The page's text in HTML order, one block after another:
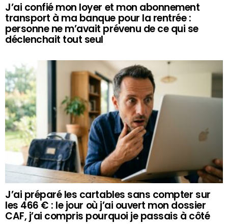
J’ai confié mon loyer et mon abonnement
transport à ma banque pour la rentrée :
personne ne m’avait prévenu de ce qui se
déclenchait tout seul
J’ai préparé les cartables sans compter sur
les 466 € : le jour où j’ai ouvert mon dossier
CAF, j’ai compris pourquoi je passais à côté